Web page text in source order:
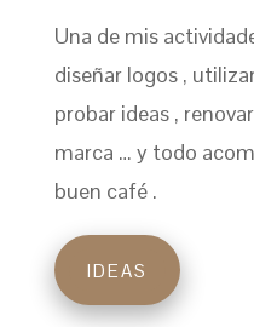
Una de mis
diseñar logos ,
probar ideas ,
marca … y todo
buen café .
IDEAS